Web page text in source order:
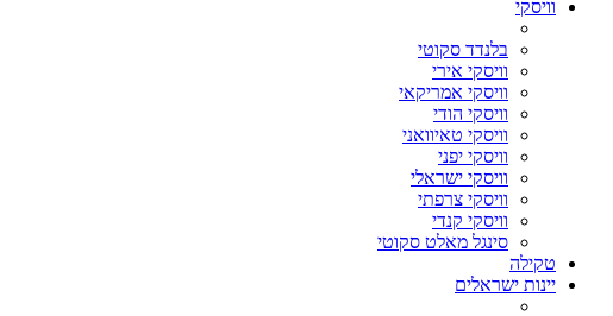
וויסקי
בלנדד סקוטי
וויסקי אירי
וויסקי אמריקאי
וויסקי הודי
וויסקי טאיוואני
וויסקי יפני
וויסקי ישראלי
וויסקי צרפתי
וויסקי קנדי
סינגל מאלט סקוטי
טקילה
יינות ישראלים